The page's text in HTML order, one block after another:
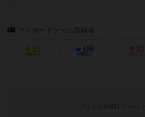
マイボードゲーム登録者
51
興味あり
106
経験あり
23
お気に入り
ログイン/会員登録でコメント